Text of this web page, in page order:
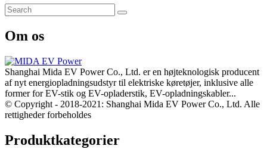
Om os
Shanghai Mida EV Power Co., Ltd. er en højteknologisk producent
af nyt energiopladningsudstyr til elektriske køretøjer, inklusive alle
former for EV-stik og EV-opladerstik, EV-opladningskabler...
© Copyright - 2018-2021: Shanghai Mida EV Power Co., Ltd. Alle
rettigheder forbeholdes
Produktkategorier